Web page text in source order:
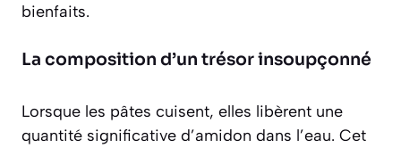
bienfaits.
La composition d’un trésor insoupçonné
Lorsque les pâtes cuisent, elles libèrent une
quantité significative d’amidon dans l’eau. Cet